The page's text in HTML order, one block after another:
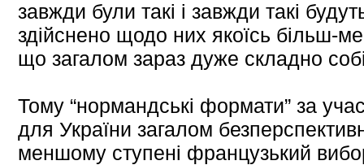
завжди були такі і завжди такі
здійснено щодо них якоїсь більш-
що загалом зараз дуже складно
Тому “нормандські формати” за
для України загалом
меншому ступені французький